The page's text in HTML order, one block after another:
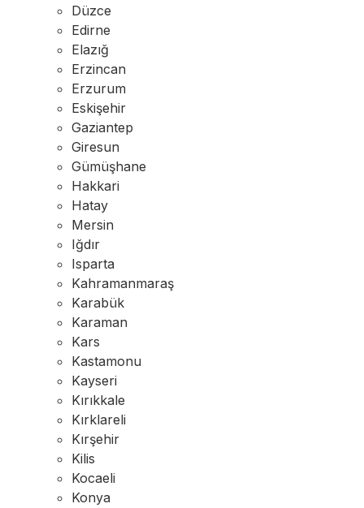
Düzce
Edirne
Elazığ
Erzincan
Erzurum
Eskişehir
Gaziantep
Giresun
Gümüşhane
Hakkari
Hatay
Mersin
Iğdır
Isparta
Kahramanmaraş
Karabük
Karaman
Kars
Kastamonu
Kayseri
Kırıkkale
Kırklareli
Kırşehir
Kilis
Kocaeli
Konya